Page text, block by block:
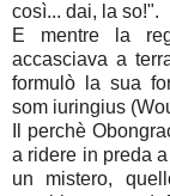
così... dai, la so!".
E mentre la
accasciava a
formulò la sua
som iuringius
Il perchè
a ridere in preda
un mistero,